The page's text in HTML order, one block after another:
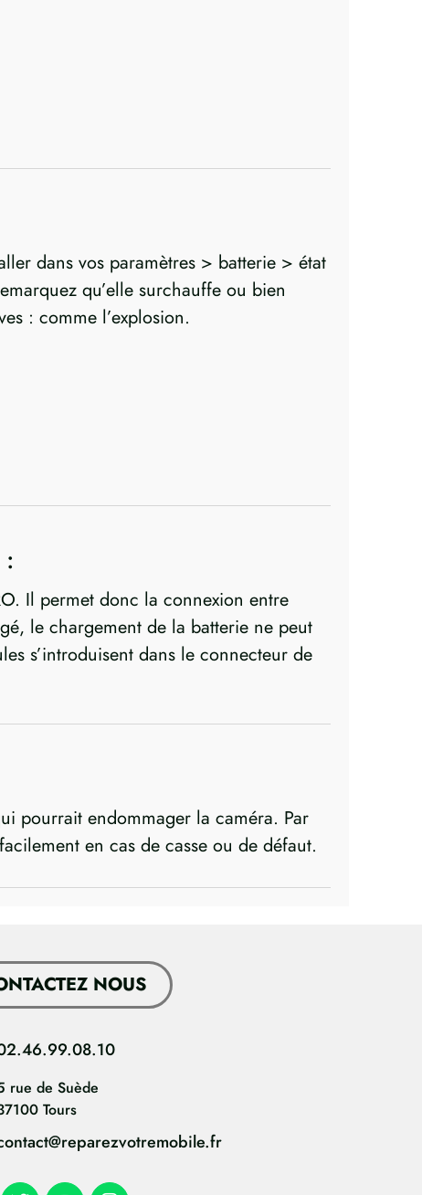
dans vos paramètres > batterie > état
qu’elle surchauffe ou bien
: comme l’explosion.
:
Il permet donc la connexion entre
le chargement de la batterie ne peut
s’introduisent dans le connecteur de
pourrait endommager la caméra. Par
en cas de casse ou de défaut.
NOUS
rue de Suède
Tours